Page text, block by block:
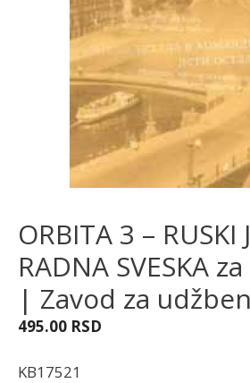
ORBITA 3 – RUSKI
RADNA SVESKA
| Zavod za
495.00 RSD
KB17521